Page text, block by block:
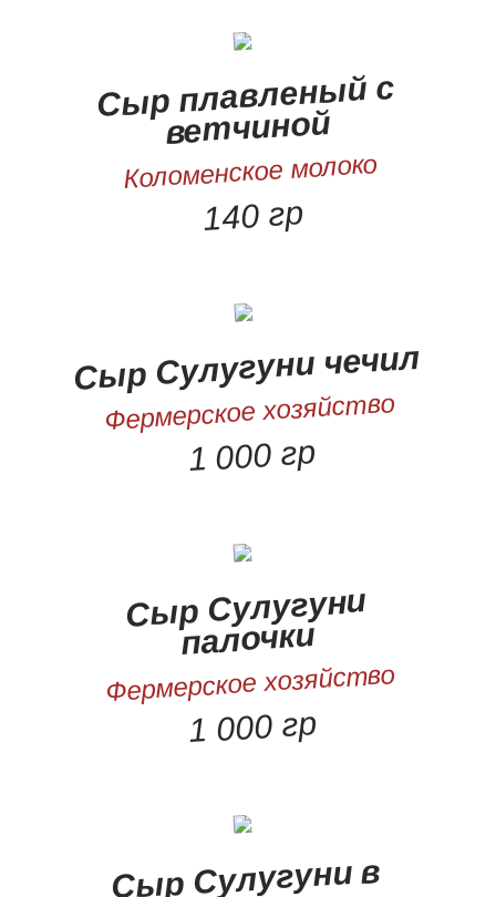
Сыр плавленый с
ветчиной
Коломенское молоко
140 гр
Сыр Сулугуни чечил
Фермерское хозяйство
1 000 гр
Сыр Сулугуни
палочки
Фермерское хозяйство
1 000 гр
Сыр Сулугуни в